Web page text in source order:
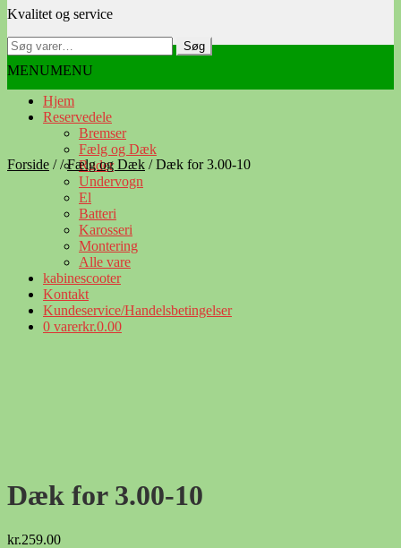
navigation
indhold
Kvalitet og service
Søg
efter:
Søg
MENUMENU
Hjem
Reservedele
Bremser
Fælg og Dæk
Ruder
Undervogn
El
Batteri
Karosseri
Montering
Alle vare
kabinescooter
Kontakt
Kundeservice/Handelsbetingelser
0 varerkr.0.00
Forside //Fælg og Dæk /Dæk for 3.00-10
Dæk for 3.00-10
kr.259.00